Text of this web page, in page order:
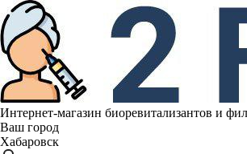
Интернет-магазин биоревитализантов и
Ваш город
Хабаровск